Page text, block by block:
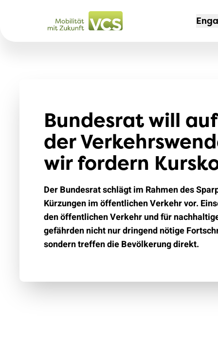
Bundesrat will
der
wir fordern
Der Bundesrat schlägt im Rahmen des
Kürzungen im öffentlichen Verkehr vor.
den öffentlichen Verkehr und für
gefährden nicht nur dringend nötige
sondern treffen die Bevölkerung direkt.